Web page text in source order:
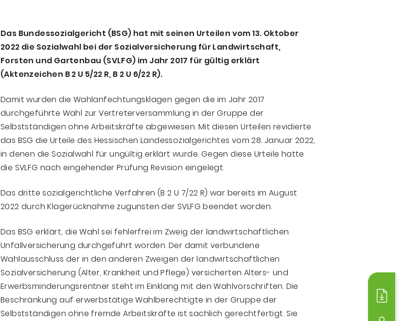
Das Bundessozialgericht (BSG) hat mit seinen Urteilen vom 13. Oktober
2022 die Sozialwahl bei der Sozialversicherung für Landwirtschaft,
Forsten und Gartenbau (SVLFG) im Jahr 2017 für gültig erklärt
(Aktenzeichen B 2 U 5/22 R, B 2 U 6/22 R).
Damit wurden die Wahlanfechtungsklagen gegen die im Jahr 2017
durchgeführte Wahl zur Vertreterversammlung in der Gruppe der
Selbstständigen ohne Arbeitskräfte abgewiesen. Mit diesen Urteilen revidierte
das BSG die Urteile des Hessischen Landessozialgerichtes vom 28. Januar 2022,
in denen die Sozialwahl für ungültig erklärt wurde. Gegen diese Urteile hatte
die SVLFG nach eingehender Prüfung Revision eingelegt.
Das dritte sozialgerichtliche Verfahren (B 2 U 7/22 R) war bereits im August
2022 durch Klagerücknahme zugunsten der SVLFG beendet worden.
Das BSG erklärt, die Wahl sei fehlerfrei im Zweig der landwirtschaftlichen
Unfallversicherung durchgeführt worden. Der damit verbundene
Wahlausschluss der in den anderen Zweigen der landwirtschaftlichen
Sozialversicherung (Alter, Krankheit und Pflege) versicherten Alters- und
Erwerbsminderungsrentner steht im Einklang mit den Wahlvorschriften. Die
Beschränkung auf erwerbstätige Wahlberechtigte in der Gruppe der
Selbstständigen ohne fremde Arbeitskräfte ist sachlich gerechtfertigt. Sie